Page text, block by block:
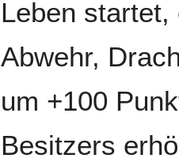
Leben
Abwehr,
um +100
Besitzers